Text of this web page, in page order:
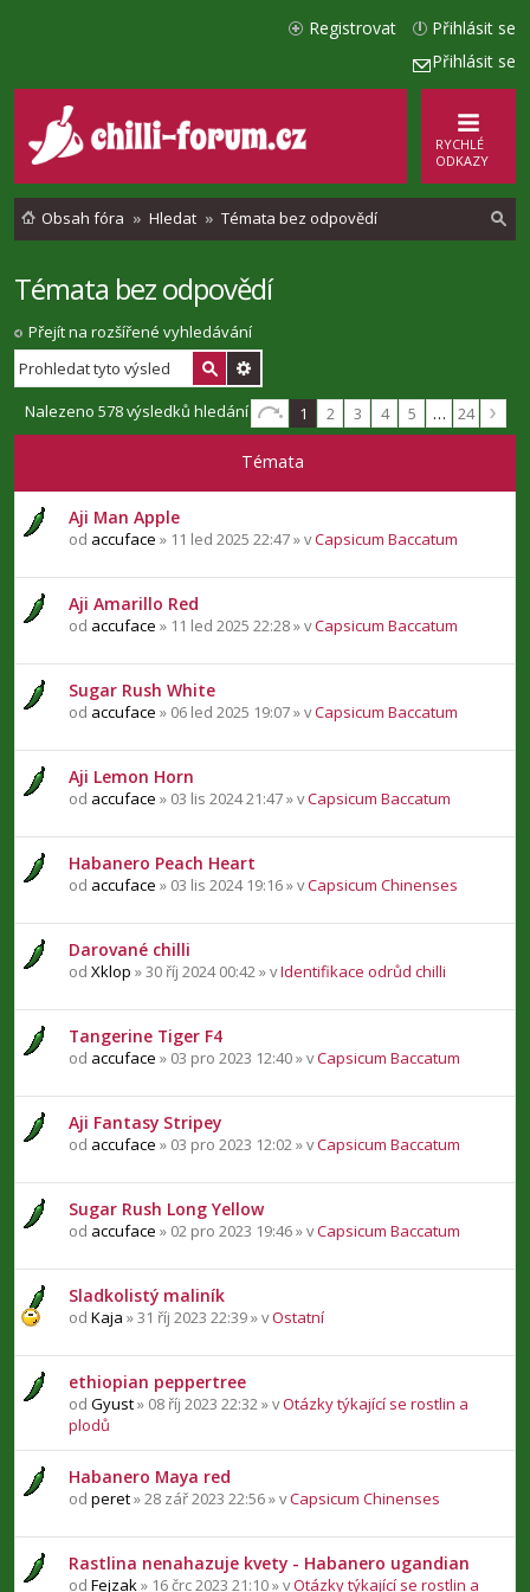
Přihlásit se
Přihlásit se
Registrovat
RYCHLÉ
ODKAZY
Obsah fóra Hledat Témata bez odpovědí
Témata bez odpovědí
Přejít na rozšířené vyhledávání
Nalezeno 578 výsledků hledání 1 2 3 4 5 … 24
Témata
Aji Man Apple
od accuface » 11 led 2025 22:47 » vCapsicum Baccatum
Aji Amarillo Red
od accuface » 11 led 2025 22:28 » vCapsicum Baccatum
Sugar Rush White
od accuface » 06 led 2025 19:07 » vCapsicum Baccatum
Aji Lemon Horn
od accuface » 03 lis 2024 21:47 » vCapsicum Baccatum
Habanero Peach Heart
od accuface » 03 lis 2024 19:16 » vCapsicum Chinenses
Darované chilli
od Xklop » 30 říj 2024 00:42 » vIdentifikace odrůd chilli
Tangerine Tiger F4
od accuface » 03 pro 2023 12:40 » vCapsicum Baccatum
Aji Fantasy Stripey
od accuface » 03 pro 2023 12:02 » vCapsicum Baccatum
Sugar Rush Long Yellow
od accuface » 02 pro 2023 19:46 » vCapsicum Baccatum
Sladkolistý maliník
od Kaja » 31 říj 2023 22:39 » vOstatní
ethiopian peppertree
od Gyust» 08 říj 2023 22:32 » vOtázky týkající se rostlin a
plodů
Habanero Maya red
od peret» 28 zář 2023 22:56 » vCapsicum Chinenses
Rastlina nenahazuje kvety - Habanero ugandian
od Fejzak » 16 črc 2023 21:10 » vOtázky týkající se rostlin a